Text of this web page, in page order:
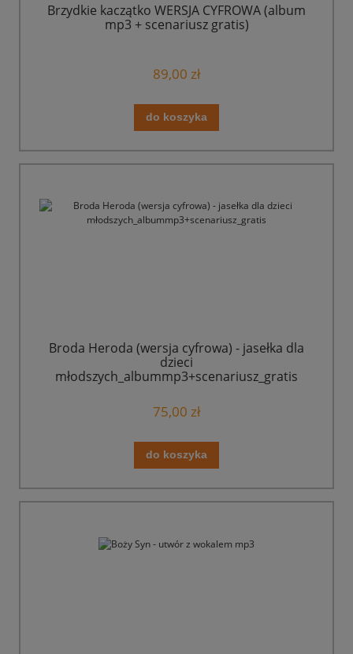
Brzydkie kaczątko WERSJA CYFROWA (album
mp3 + scenariusz gratis)
89,00 zł
do koszyka
Broda Heroda (wersja cyfrowa) - jasełka dla
dzieci
młodszych_albummp3+scenariusz_gratis
75,00 zł
do koszyka